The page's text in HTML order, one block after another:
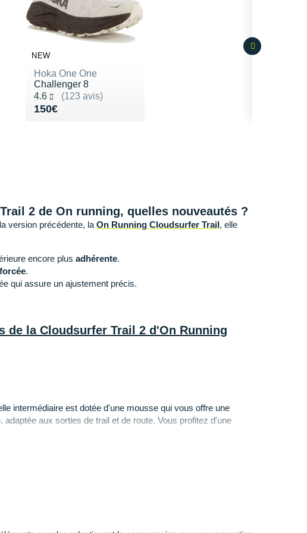
2 de On running, quelles nouveautés ?
version précédente, la On Running Cloudsurfer Trail, elle
encore plus adhérente.
.
qui assure un ajustement précis.
de la Cloudsurfer Trail 2 d'On Running
intermédiaire est dotée d'une mousse qui vous offre une
adaptée aux sorties de trail et de route. Vous profitez d'une
niveau des zones sensibles apportent de la structure et une
NEW
Hoka One One
Challenger 8
4.6
(123 avis)
Noté 4.6 sur 5
150€
Vendu 150€